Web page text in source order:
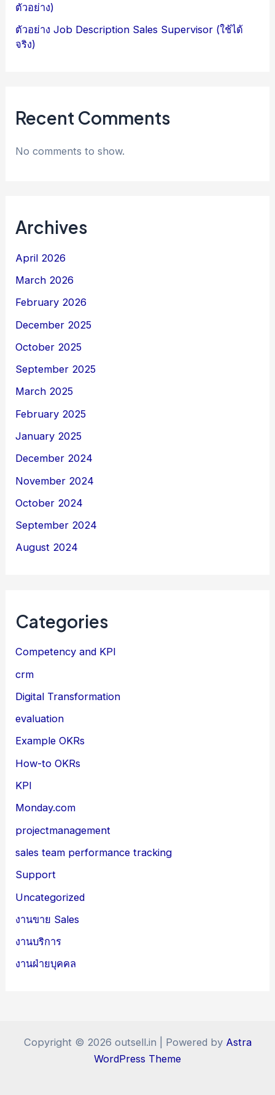
ตัวอย่าง)
ตัวอย่าง Job Description Sales Supervisor (ใช้ได้
จริง)
Recent Comments
No comments to show.
Archives
April 2026
March 2026
February 2026
December 2025
October 2025
September 2025
March 2025
February 2025
January 2025
December 2024
November 2024
October 2024
September 2024
August 2024
Categories
Competency and KPI
crm
Digital Transformation
evaluation
Example OKRs
How-to OKRs
KPI
Monday.com
projectmanagement
sales team performance tracking
Support
Uncategorized
งานขาย Sales
งานบริการ
งานฝ่ายบุคคล
Copyright © 2026 outsell.in | Powered by Astra
WordPress Theme